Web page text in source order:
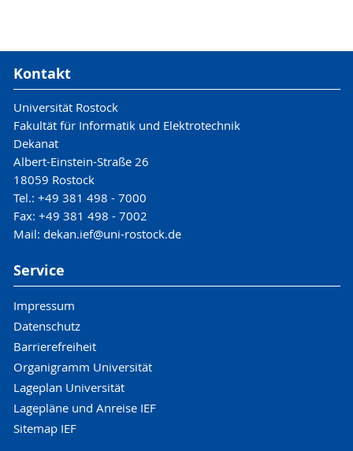
Kontakt
Universität Rostock
Fakultät für Informatik und Elektrotechnik
Dekanat
Albert-Einstein-Straße 26
18059 Rostock
Tel.: +49 381 498 - 7000
Fax: +49 381 498 - 7002
Mail: dekan.ief@uni-rostock.de
Service
Impressum
Datenschutz
Barrierefreiheit
Organigramm Universität
Lageplan Universität
Lagepläne und Anreise IEF
Sitemap IEF